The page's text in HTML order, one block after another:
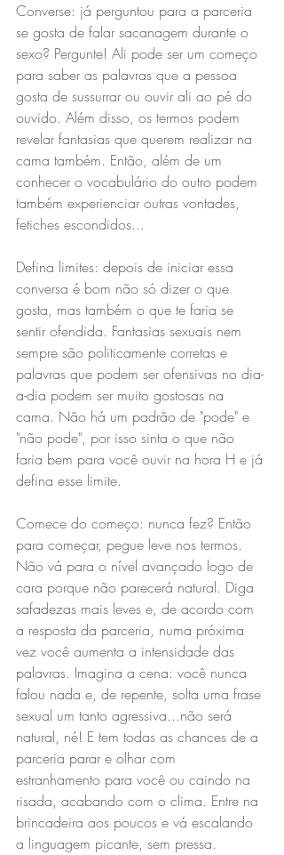
Converse: já perguntou para a parceria
se gosta de falar sacanagem durante o
sexo? Pergunte! Ali pode ser um começo
para saber as palavras que a pessoa
gosta de sussurrar ou ouvir ali ao pé do
ouvido. Além disso, os termos podem
revelar fantasias que querem realizar na
cama também. Então, além de um
conhecer o vocabulário do outro podem
também experienciar outras vontades,
fetiches escondidos...
Defina limites: depois de iniciar essa
conversa é bom não só dizer o que
gosta, mas também o que te faria se
sentir ofendida. Fantasias sexuais nem
sempre são politicamente corretas e
palavras que podem ser ofensivas no dia-
a-dia podem ser muito gostosas na
cama. Não há um padrão de "pode" e
"não pode", por isso sinta o que não
faria bem para você ouvir na hora H e já
defina esse limite.
Comece do começo: nunca fez? Então
para começar, pegue leve nos termos.
Não vá para o nível avançado logo de
cara porque não parecerá natural. Diga
safadezas mais leves e, de acordo com
a resposta da parceria, numa próxima
vez você aumenta a intensidade das
palavras. Imagina a cena: você nunca
falou nada e, de repente, solta uma frase
sexual um tanto agressiva...não será
natural, né! E tem todas as chances de a
parceria parar e olhar com
estranhamento para você ou caindo na
risada, acabando com o clima. Entre na
brincadeira aos poucos e vá escalando
a linguagem picante, sem pressa.